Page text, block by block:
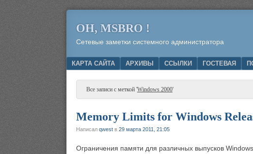
OH, MSBRO !
Сетевые заметки системного администратора
Menu
SKIP TO CONTENT
КАРТА САЙТА АРХИВЫ ССЫЛКИ ГОСТЕВАЯ
Все записи с меткой 'Windows 2000'
Memory Limits for Windows
Написал qwest в 29 марта 2011, 21:05
Ограничения памяти для различных выпусков